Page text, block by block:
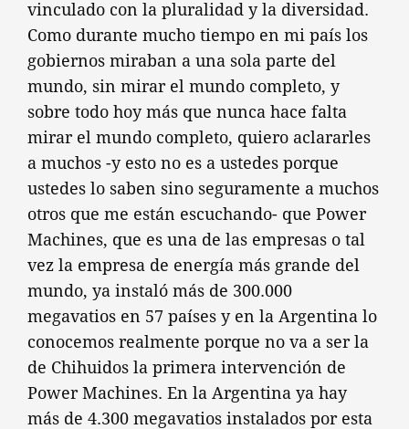
vinculado con la pluralidad y la diversidad.
Como durante mucho tiempo en mi país los
gobiernos miraban a una sola parte del
mundo, sin mirar el mundo completo, y
sobre todo hoy más que nunca hace falta
mirar el mundo completo, quiero aclararles
a muchos -y esto no es a ustedes porque
ustedes lo saben sino seguramente a muchos
otros que me están escuchando- que Power
Machines, que es una de las empresas o tal
vez la empresa de energía más grande del
mundo, ya instaló más de 300.000
megavatios en 57 países y en la Argentina lo
conocemos realmente porque no va a ser la
de Chihuidos la primera intervención de
Power Machines. En la Argentina ya hay
más de 4.300 megavatios instalados por esta